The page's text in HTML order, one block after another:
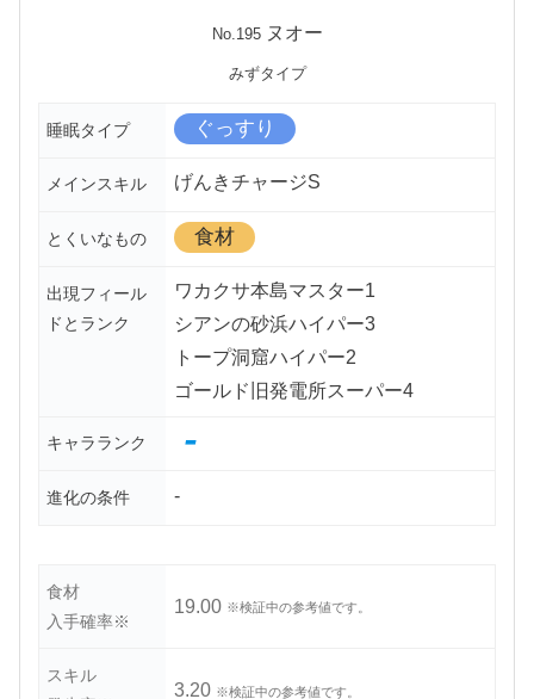
No.195ヌオー
みずタイプ
睡眠タイプ ぐっすり
メインスキル げんきチャージS
とくいなもの 食材
出現フィール
ドとランク
ワカクサ本島マスター1
シアンの砂浜ハイパー3
トープ洞窟ハイパー2
ゴールド旧発電所スーパー4
キャラランク -
進化の条件 -
食材
入手確率※
19.00 ※検証中の参考値です。
スキル
3.20 ※検証中の参考値です。